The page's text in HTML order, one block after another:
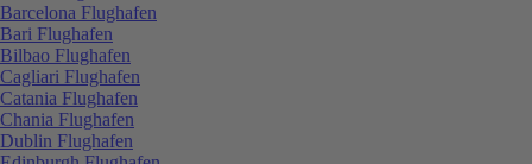
Barcelona Flughafen
Bari Flughafen
Bilbao Flughafen
Cagliari Flughafen
Catania Flughafen
Chania Flughafen
Dublin Flughafen